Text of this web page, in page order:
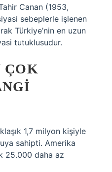
Canan (1953,
sebeplerle işlenen
Türkiye’nin en uzun
tutuklusudur.
ÇOK
1,7 milyon kişiyle
sahipti. Amerika
25.000 daha az